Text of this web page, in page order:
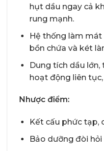
hụt dầu ngay cả
rung mạnh.
Hệ thống làm mát
bồn chứa và két
Dung tích dầu
hoạt động liên
Nhược điểm:
Kết cấu phức tạp,
Bảo dưỡng đòi